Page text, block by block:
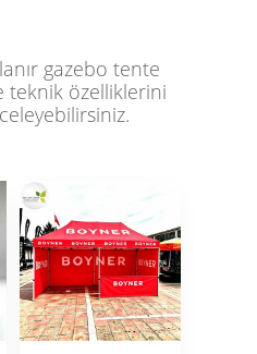
gazebo tente
teknik özelliklerini